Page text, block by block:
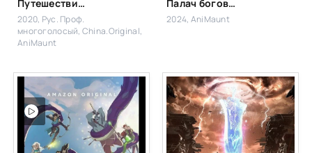
Путешествие к бессмертию
2020, Рус. Проф.
многоголосый, China.Original,
AniMaunt
Палач богов: Между смертным и божественным царством
2024, AniMaunt